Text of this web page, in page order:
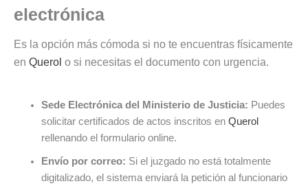
electrónica
Es la opción más cómoda si no te encuentras físicamente
en Querol o si necesitas el documento con urgencia.
Sede Electrónica del Ministerio de Justicia: Puedes
solicitar certificados de actos inscritos en Querol
rellenando el formulario online.
Envío por correo: Si el juzgado no está totalmente
digitalizado, el sistema enviará la petición al funcionario